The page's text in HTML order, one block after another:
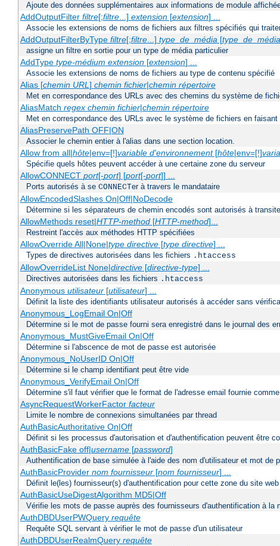
Ajoute des données supplémentaires aux informations de module
AddOutputFilter filtre[;filtre...] extension[extension] ...
Associe les extensions de noms de fichiers aux filtres spécifiés qui
AddOutputFilterByType filtre[;filtre...] type_de_média[type_de_média
assigne un filtre en sortie pour un type de média particulier
AddType type-médium extension[extension] ...
Associe les extensions de noms de fichiers au type de contenu spécifié
Alias [chemin URL] chemin fichier|chemin répertoire
Met en correspondance des URLs avec des chemins du système de
AliasMatch regex chemin fichier|chemin répertoire
Met en correspondance des URLs avec le système de fichiers en
AliasPreservePath OFF|ON
Associer le chemin entier à l'alias dans une section location.
Allow from all|hôte|env=[!]variable d'environnement[hôte|env=[!]
Spécifie quels hôtes peuvent accéder à une certaine zone du serveur
AllowCONNECT port[-port] [port[-port]] ...
Ports autorisés à se CONNECTer à travers le mandataire
AllowEncodedSlashes On|Off|NoDecode
Détermine si les séparateurs de chemin encodés sont autorisés à
AllowMethods reset|HTTP-method[HTTP-method]...
Restreint l'accès aux méthodes HTTP spécifiées
AllowOverride All|None|type directive[type directive] ...
Types de directives autorisées dans les fichiers .htaccess
AllowOverrideList None|directive[directive-type] ...
Directives autorisées dans les fichiers .htaccess
Anonymous utilisateur[utilisateur] ...
Définit la liste des identifiants utilisateur autorisés à accéder sans
Anonymous_LogEmail On|Off
Détermine si le mot de passe fourni sera enregistré dans le journal des
Anonymous_MustGiveEmail On|Off
Détermine si l'abscence de mot de passe est autorisée
Anonymous_NoUserID On|Off
Détermine si le champ identifiant peut être vide
Anonymous_VerifyEmail On|Off
Détermine s'il faut vérifier que le format de l'adresse email fournie
AsyncRequestWorkerFactor facteur
Limite le nombre de connexions simultanées par thread
AuthBasicAuthoritative On|Off
Définit si les processus d'autorisation et d'authentification peuvent être
AuthBasicFake off|username[password]
Authentification de base simulée à l'aide des nom d'utilisateur et mot de
AuthBasicProvider nom fournisseur[nom fournisseur] ...
Définit le(les) fournisseur(s) d'authentification pour cette zone du site web
AuthBasicUseDigestAlgorithm MD5|Off
Vérifie les mots de passe auprès des fournisseurs d'authentification à la
AuthDBDUserPWQuery requête
Requête SQL servant à vérifier le mot de passe d'un utilisateur
AuthDBDUserRealmQuery requête